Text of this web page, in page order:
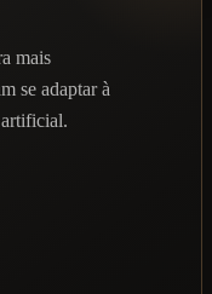
mais
se adaptar à